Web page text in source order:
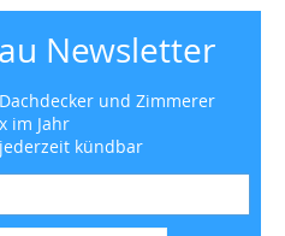
Newsletter
und Zimmerer
im Jahr
kündbar